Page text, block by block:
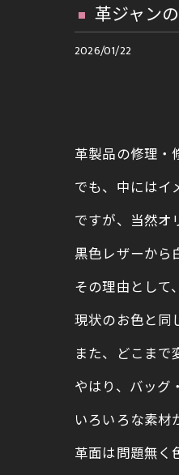
革ジャン
2026/01/22
革製品の修理・
でも、中にはイ
ですが、当然オ
黒色レザーから
その理由として
現状のお色と同
また、どこまで
やはり、バッグ
いろいろな素材
革面は問題無く